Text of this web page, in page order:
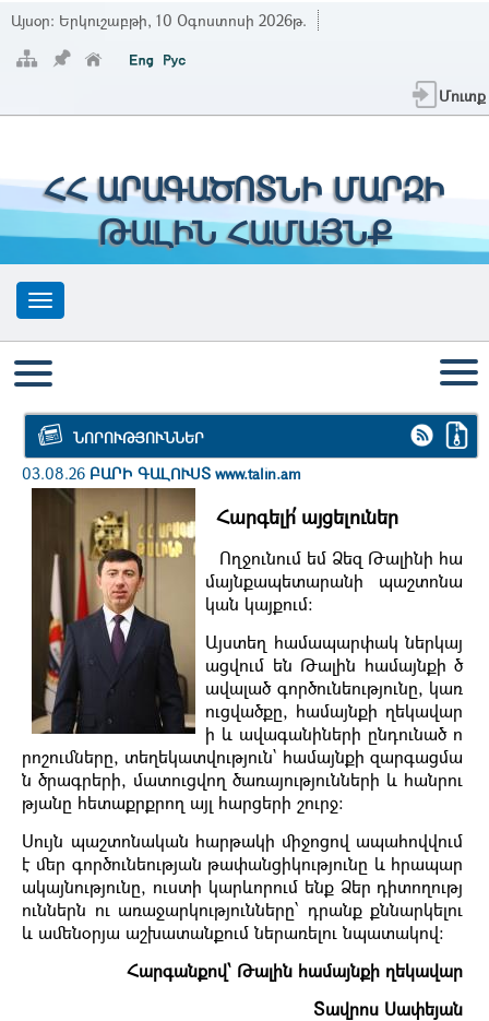
Այսօր: Երկուշաբթի, 10 Օգոստոսի 2026թ.
Մուտք
ՀՀ ԱՐԱԳԱԾՈՏՆԻ ՄԱՐԶԻ
ԹԱԼԻՆ ՀԱՄԱՅՆՔ
ՆՈՐՈՒԹՅՈՒՆՆԵՐ
03.08.26 ԲԱՐԻ ԳԱԼՈՒՍՏ www.talin.am
Հարգելի՛ այցելուներ
Ողջունում եմ Ձեզ Թալինի հա
մայնքապետարանի պաշտոնա
կան կայքում։
Այստեղ համապարփակ ներկայ
ացվում են Թալին համայնքի ծ
ավալած գործունեությունը, կառ
ուցվածքը, համայնքի ղեկավար
ի և ավագանիների ընդունած ո
րոշումները, տեղեկատվություն` համայնքի զարգացմա
ն ծրագրերի, մատուցվող ծառայությունների և հանրու
թյանը հետաքրքրող այլ հարցերի շուրջ։
Սույն պաշտոնական հարթակի միջոցով ապահովվում
է մեր գործունեության թափանցիկությունը և հրապար
ակայնությունը, ուստի կարևորում ենք Ձեր դիտողությ
ուններն ու առաջարկությունները՝ դրանք քննարկելու
և ամենօրյա աշխատանքում ներառելու նպատակով:
Հարգանքով՝ Թալին համայնքի ղեկավար
Տավրոս Սափեյան